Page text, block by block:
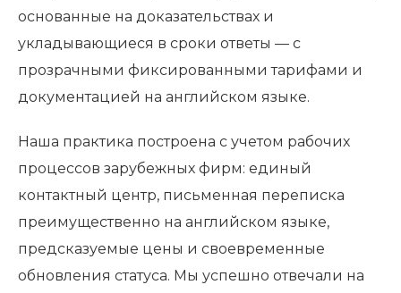
основанные на доказательствах и
укладывающиеся в сроки ответы — с
прозрачными фиксированными тарифами и
документацией на английском языке.
Наша практика построена с учетом рабочих
процессов зарубежных фирм: единый
контактный центр, письменная переписка
преимущественно на английском языке,
предсказуемые цены и своевременные
обновления статуса. Мы успешно отвечали на